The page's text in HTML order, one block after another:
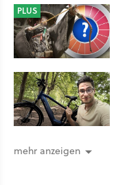
PLUS
mehr anzeigen